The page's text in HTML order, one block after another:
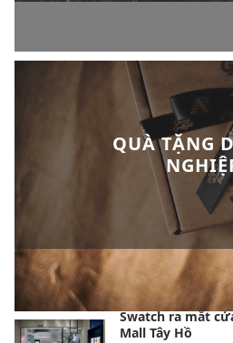
QUÀ TẶNG
BÀI VIẾT NỔI BẬT
Swatch ra mắt
Mall Tây Hồ